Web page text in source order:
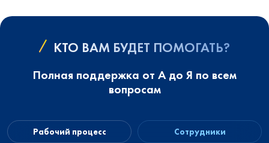
КТО ВАМ БУДЕТ ПОМОГАТЬ?
Полная поддержка от А до Я по всем
вопросам
Рабочий процесс Сотрудники